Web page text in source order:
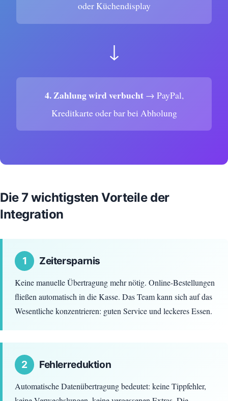
oder Küchendisplay
↓
4. Zahlung wird verbucht→ PayPal,
Kreditkarte oder bar bei Abholung
Die 7 wichtigsten Vorteile der
Integration
1 Zeitersparnis
Keine manuelle Übertragung mehr nötig. Online-Bestellungen
fließen automatisch in die Kasse. Das Team kann sich auf das
Wesentliche konzentrieren: guten Service und leckeres Essen.
2 Fehlerreduktion
Automatische Datenübertragung bedeutet: keine Tippfehler,